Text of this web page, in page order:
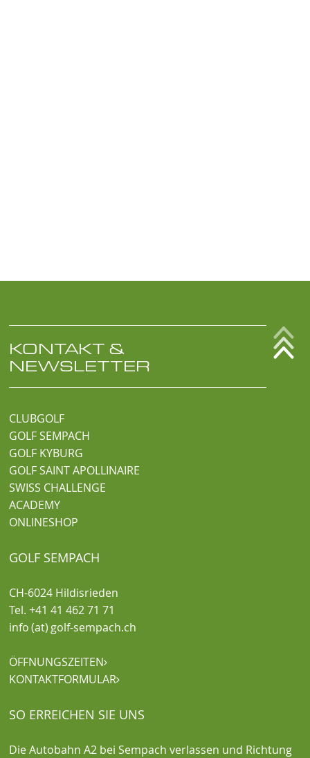
KONTAKT &
NEWSLETTER
CLUBGOLF
GOLF SEMPACH
GOLF KYBURG
GOLF SAINT APOLLINAIRE
SWISS CHALLENGE
ACADEMY
ONLINESHOP
GOLF SEMPACH
CH-6024 Hildisrieden
Tel. +41 41 462 71 71
info (at) golf-sempach.ch
ÖFFNUNGSZEITEN
KONTAKTFORMULAR
SO ERREICHEN SIE UNS
Die Autobahn A2 bei Sempach verlassen und Richtung